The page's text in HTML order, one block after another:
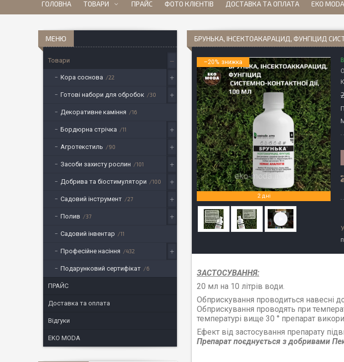
ГОЛОВНА ТОВАРИ ПРАЙС ФОТО КЛІЄНТІВ ДОСТАВКА ТА ОПЛАТА EKO MODA
БРУНЬКА, ІНСЕКТОАКАРАЦИД, ФУНГІЦИД
–20%
2 дні
ЗАСТОСУВАННЯ:
20 мл на 10 літрів води.
Обприскування проводиться навесні
Обприскування проводять при
температурі вище 30 ° препарат
Ефект від застосування препарату
Препарат поєднується з добривами
Товари
Кора соснова 22
Готові набори для обробок 30
Декоративне каміння 16
Бордюрна стрічка 11
Агротекстиль 90
Засоби захисту рослин 101
Добрива та біостимулятори 100
Садовий інструмент 27
Полив 37
Садовий інвентар 11
Професійне насіння 432
Подарунковий сертифікат 6
ПРАЙС
Доставка та оплата
Відгуки
EKO MODA